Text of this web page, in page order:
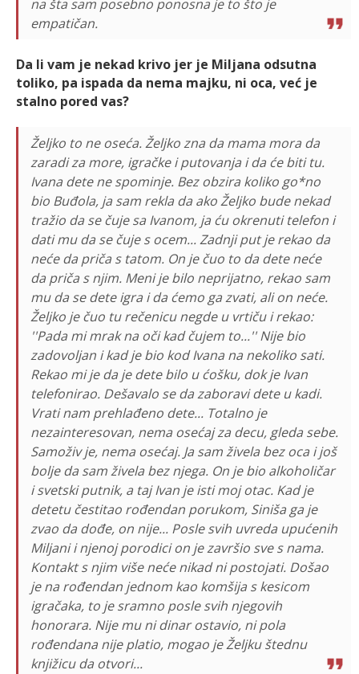
na šta sam posebno ponosna je to što je
empatičan.
Da li vam je nekad krivo jer je Miljana odsutna
toliko, pa ispada da nema majku, ni oca, već je
stalno pored vas?
Željko to ne oseća. Željko zna da mama mora da
zaradi za more, igračke i putovanja i da će biti tu.
Ivana dete ne spominje. Bez obzira koliko go*no
bio Buđola, ja sam rekla da ako Željko bude nekad
tražio da se čuje sa Ivanom, ja ću okrenuti telefon i
dati mu da se čuje s ocem... Zadnji put je rekao da
neće da priča s tatom. On je čuo to da dete neće
da priča s njim. Meni je bilo neprijatno, rekao sam
mu da se dete igra i da ćemo ga zvati, ali on neće.
Željko je čuo tu rečenicu negde u vrtiču i rekao:
''Pada mi mrak na oči kad čujem to...'' Nije bio
zadovoljan i kad je bio kod Ivana na nekoliko sati.
Rekao mi je da je dete bilo u ćošku, dok je Ivan
telefonirao. Dešavalo se da zaboravi dete u kadi.
Vrati nam prehlađeno dete... Totalno je
nezainteresovan, nema osećaj za decu, gleda sebe.
Samoživ je, nema osećaj. Ja sam živela bez oca i još
bolje da sam živela bez njega. On je bio alkoholičar
i svetski putnik, a taj Ivan je isti moj otac. Kad je
detetu čestitao rođendan porukom, Siniša ga je
zvao da dođe, on nije... Posle svih uvreda upućenih
Miljani i njenoj porodici on je završio sve s nama.
Kontakt s njim više neće nikad ni postojati. Došao
je na rođendan jednom kao komšija s kesicom
igračaka, to je sramno posle svih njegovih
honorara. Nije mu ni dinar ostavio, ni pola
rođendana nije platio, mogao je Željku štednu
knjižicu da otvori...